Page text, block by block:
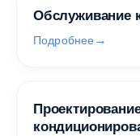
Обслуживание
Подробнее